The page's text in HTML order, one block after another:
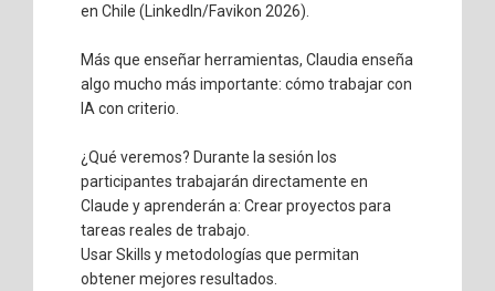
en Chile (LinkedIn/Favikon 2026).
Más que enseñar herramientas, Claudia enseña
algo mucho más importante: cómo trabajar con
IA con criterio.
¿Qué veremos? Durante la sesión los
participantes trabajarán directamente en
Claude y aprenderán a: Crear proyectos para
tareas reales de trabajo.
Usar Skills y metodologías que permitan
obtener mejores resultados.